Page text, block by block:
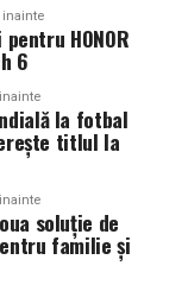
momentul
nișă. Iarcolecția
că
accesibilitatea
inainte
HONOR
6
la fotbal
titlul la
soluție de
familie și